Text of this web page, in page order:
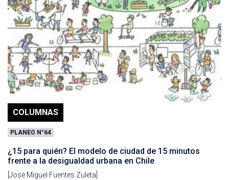
COLUMNAS
PLANEO N°64
¿15 para quién? El modelo de ciudad de 15 minutos
frente a la desigualdad urbana en Chile
[José Miguel Fuentes Zuleta]